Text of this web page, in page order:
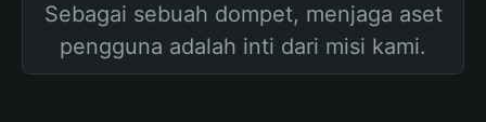
Sebagai sebuah dompet, menjaga aset
pengguna adalah inti dari misi kami.